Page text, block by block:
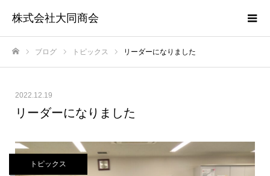
株式会社大同商会
ブログ トピックス リーダーになりました
2022.12.19
リーダーになりました
トピックス